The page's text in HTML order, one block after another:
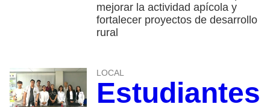
mejorar la actividad apícola y
fortalecer proyectos de desarrollo
rural
LOCAL
Estudiantes